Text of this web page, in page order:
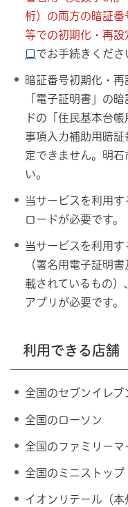
桁）の両方の暗証
等での初期化・再設
口でお手続きくださ
暗証番号初期化・再
「電子証明書」の
ドの「住民基本台
事項入力補助用暗
定できません。明石
い。
当サービスを利用
ロードが必要です。
当サービスを利用
（署名用電子証明
載されているもの）
アプリが必要です。
利用できる店舗
全国のセブンイレブ
全国のローソン
全国のファミリーマ
全国のミニストップ
イオンリテール（